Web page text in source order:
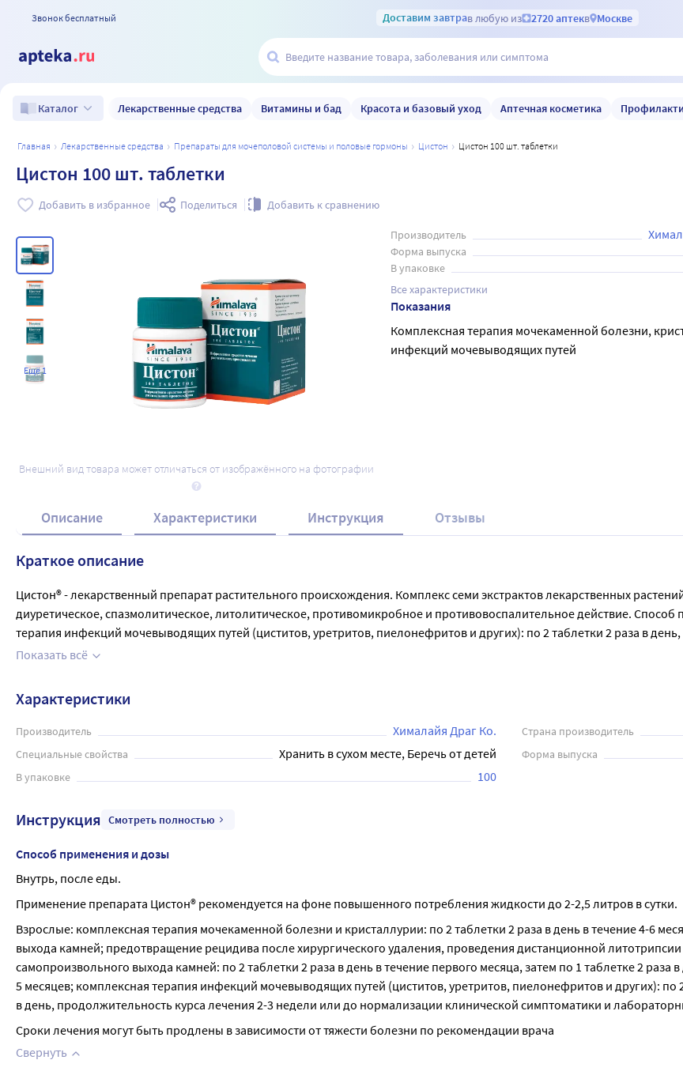
Звонок бесплатный Доставим завтрав любую из 2720 аптекв Москве
Каталог Лекарственные средства Витамины и бад Красота и базовый уход Аптечная косметика
главная лекарственные средства препараты для мочеполовой системы и половые гормоны цистон Цистон 100 шт. таблетки
Цистон 100 шт. таблетки
Добавить в избранное Поделиться Добавить к сравнению
Ещё 1
Внешний вид товара может отличаться от изображённого на фотографии
Производитель
Форма выпуска
В упаковке
Все характеристики
Показания
Комплексная терапия мочекаменной болезни,
инфекций мочевыводящих путей
Описание Характеристики Инструкция Отзывы
Краткое описание
Цистон® - лекарственный препарат растительного происхождения. Комплекс семи экстрактов лекарственных
диуретическое, спазмолитическое, литолитическое, противомикробное и противовоспалительное действие.
терапия инфекций мочевыводящих путей (циститов, уретритов, пиелонефритов и других): по 2 таблетки 2 раза в
нормализации клинической симптоматики и лабораторных анализов.
Показать всё
Характеристики
Производитель Хималайя Драг Ко. Страна производитель
Специальные свойства Хранить в сухом месте, Беречь от детей Форма выпуска
В упаковке 100
Инструкция Смотреть полностью
Способ применения и дозы
Внутрь, после еды.
Применение препарата Цистон® рекомендуется на фоне повышенного потребления жидкости до 2-2,5 литров в сутки.
Взрослые: комплексная терапия мочекаменной болезни и кристаллурии: по 2 таблетки 2 раза в день в течение 4-6
выхода камней; предотвращение рецидива после хирургического удаления, проведения дистанционной
самопроизвольного выхода камней: по 2 таблетки 2 раза в день в течение первого месяца, затем по 1 таблетке 2 раза
5 месяцев; комплексная терапия инфекций мочевыводящих путей (циститов, уретритов, пиелонефритов и других): по
в день, продолжительность курса лечения 2-3 недели или до нормализации клинической симптоматики и
Сроки лечения могут быть продлены в зависимости от тяжести болезни по рекомендации врача
Свернуть